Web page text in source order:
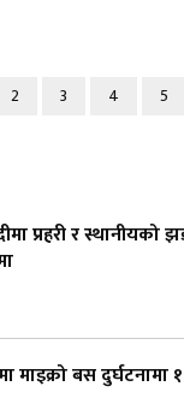
2 3 4 5
प्रहरी र
माइक्रो बस